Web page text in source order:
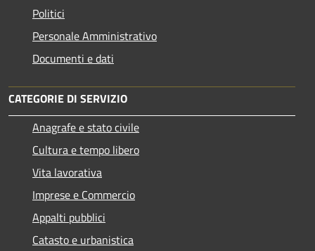
Politici
Personale Amministrativo
Documenti e dati
CATEGORIE DI SERVIZIO
Anagrafe e stato civile
Cultura e tempo libero
Vita lavorativa
Imprese e Commercio
Appalti pubblici
Catasto e urbanistica